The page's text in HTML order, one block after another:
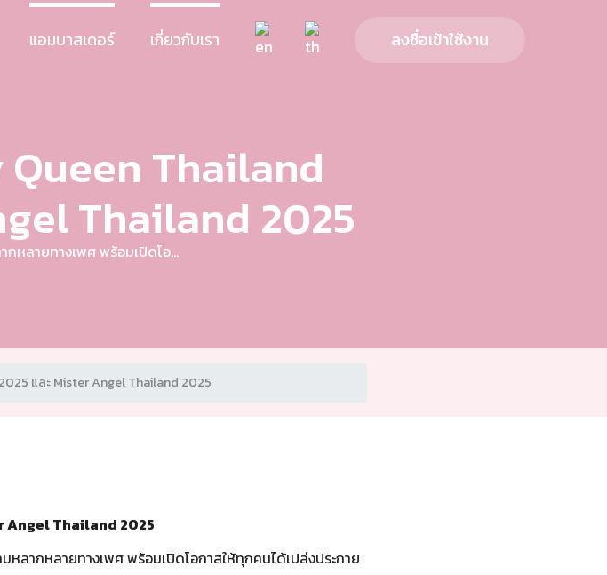
แอมบาสเดอร์ เกี่ยวกับเรา ลงชื่อเข้าใช้งาน
Thailand
Thailand 2025
หลายทางเพศ พร้อมเปิดโอ...
และ Mister Angel Thailand 2025
Angel Thailand 2025
หลากหลายทางเพศ พร้อมเปิดโอกาสให้ทุกคนได้เปล่งประกาย